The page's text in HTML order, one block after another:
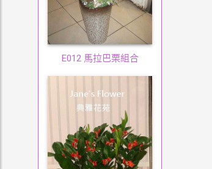
E012 馬拉巴栗組合